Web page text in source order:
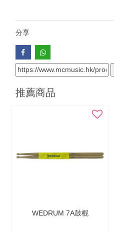
分享
推薦商品
WEDRUM 7A鼓棍